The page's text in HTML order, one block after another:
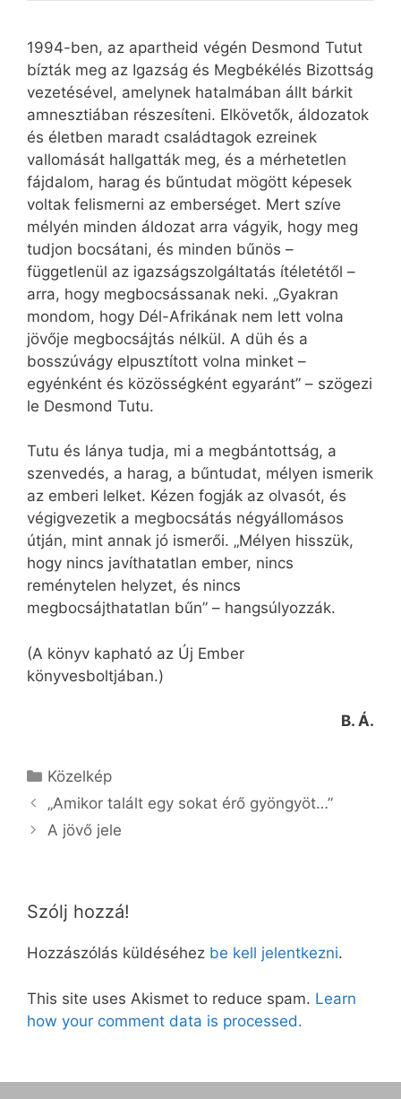
1994-ben, az apartheid végén Desmond Tutut
bízták meg az Igazság és Megbékélés Bizottság
vezetésével, amelynek hatalmában állt bárkit
amnesztiában részesíteni. Elkövetők, áldozatok
és életben maradt családtagok ezreinek
vallomását hallgatták meg, és a mérhetetlen
fájdalom, harag és bűntudat mögött képesek
voltak felismerni az emberséget. Mert szíve
mélyén minden áldozat arra vágyik, hogy meg
tudjon bocsátani, és minden bűnös –
függetlenül az igazságszolgáltatás ítéletétől –
arra, hogy megbocsássanak neki. „Gyakran
mondom, hogy Dél-Afrikának nem lett volna
jövője megbocsájtás nélkül. A düh és a
bosszúvágy elpusztított volna minket –
egyénként és közösségként egyaránt” – szögezi
le Desmond Tutu.
Tutu és lánya tudja, mi a megbántottság, a
szenvedés, a harag, a bűntudat, mélyen ismerik
az emberi lelket. Kézen fogják az olvasót, és
végigvezetik a megbocsátás négyállomásos
útján, mint annak jó ismerői. „Mélyen hisszük,
hogy nincs javíthatatlan ember, nincs
reménytelen helyzet, és nincs
megbocsájthatatlan bűn” – hangsúlyozzák.
(A könyv kapható az Új Ember
könyvesboltjában.)
B. Á.
Kategória
Közelkép
„Amikor talált egy sokat érő gyöngyöt…”
A jövő jele
Szólj hozzá!
Hozzászólás küldéséhez be kell jelentkezni.
This site uses Akismet to reduce spam. Learn
how your comment data is processed.